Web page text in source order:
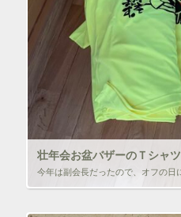
壮年会お盆バザーのＴシャツ